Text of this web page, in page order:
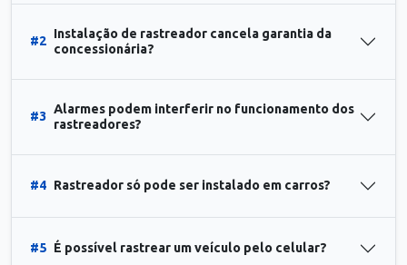
#2
Instalação de rastreador cancela garantia da
concessionária?
#3
Alarmes podem interferir no funcionamento dos
rastreadores?
#4 Rastreador só pode ser instalado em carros?
#5 É possível rastrear um veículo pelo celular?